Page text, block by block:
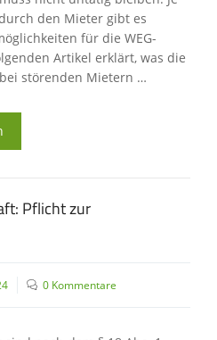
den Mieter gibt es
für die WEG-
Artikel erklärt, was die
störenden Mietern …
Pflicht zur
0 Kommentare